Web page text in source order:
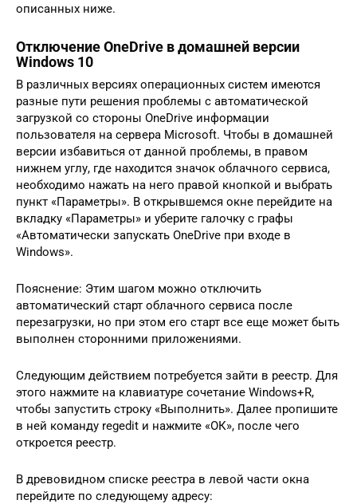
описанных ниже.
Отключение OneDrive в домашней версии
Windows 10
В различных версиях операционных систем имеются
разные пути решения проблемы с автоматической
загрузкой со стороны OneDrive информации
пользователя на сервера Microsoft. Чтобы в домашней
версии избавиться от данной проблемы, в правом
нижнем углу, где находится значок облачного сервиса,
необходимо нажать на него правой кнопкой и выбрать
пункт «Параметры». В открывшемся окне перейдите на
вкладку «Параметры» и уберите галочку с графы
«Автоматически запускать OneDrive при входе в
Windows».
Пояснение: Этим шагом можно отключить
автоматический старт облачного сервиса после
перезагрузки, но при этом его старт все еще может быть
выполнен сторонними приложениями.
Следующим действием потребуется зайти в реестр. Для
этого нажмите на клавиатуре сочетание Windows+R,
чтобы запустить строку «Выполнить». Далее пропишите
в ней команду regedit и нажмите «ОК», после чего
откроется реестр.
В древовидном списке реестра в левой части окна
перейдите по следующему адресу: